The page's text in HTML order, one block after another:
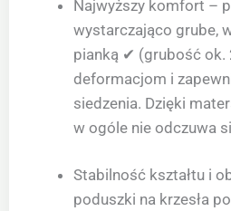
Najwyższy komfort –
wystarczająco grube,
pianką ✔ (grubość ok.
deformacjom i
siedzenia. Dzięki
w ogóle nie odczuwa
Stabilność kształtu i
poduszki na krzesła